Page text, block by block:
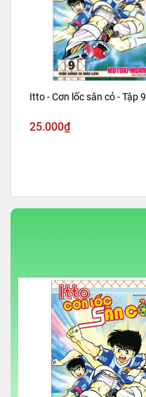
Itto - Cơn lốc sân cỏ - Tập 9
25.000₫